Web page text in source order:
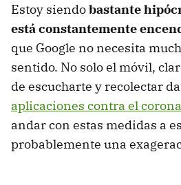
Estoy siendobastante
está constantemente
que Google no necesita
sentido. No solo el móvil,
de escucharte y recolectar
aplicaciones contra el
andar con estas medidas a
probablemente una